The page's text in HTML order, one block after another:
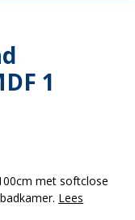
1
met softclose
Lees